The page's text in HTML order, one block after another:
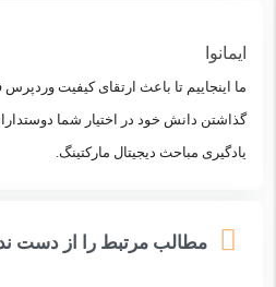
ایمانوا
ما اینجاییم تا باعث ارتقای کیفیت
گذاشتن دانش خود در اختیار شما
یادگیری مباحث دیجیتال مارکتینگ.
مطالب مرتبط را از دست